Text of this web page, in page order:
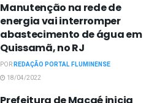
Manutenção na rede de
energia vai interromper
abastecimento de água em
Quissamã, no RJ
PORREDAÇÃO PORTAL FLUMINENSE
18/04/2022